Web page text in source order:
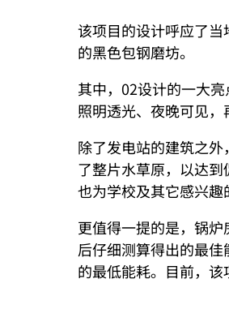
该项目的设计呼应了
的黑色包钢磨坊。
其中，02设计的一大
照明透光、夜晚可见
除了发电站的建筑之
了整片水草原，以达
也为学校及其它感兴
更值得一提的是，锅
后仔细测算得出的最
的最低能耗。目前，